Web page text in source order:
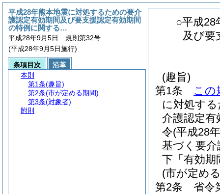
○平成28
及び要
(趣旨)
第1条
この
に対処す
介護認定有
令(平成28
基づく要
下「有効
(市が定め
第2条
省令
平成28年熊本地震に対処するための要介
護認定有効期間及び要支援認定有効期間
の特例に関する…
平成28年9月5日 規則第32号
(平成28年9月5日施行)
条項目次
沿革
本則
第1条(趣旨)
第2条(市が定める期間)
第3条(対象者)
附則